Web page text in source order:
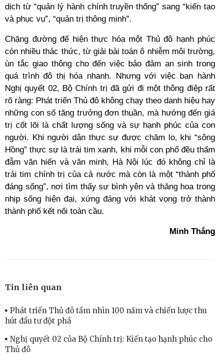
dịch từ “quản lý hành chính truyền thống” sang “kiến tạo
và phục vụ”, “quản trị thông minh”.
Chặng đường để hiện thực hóa một Thủ đô hạnh phúc
còn nhiều thác thức, từ giải bài toán ô nhiễm môi trường,
ùn tắc giao thông cho đến việc bảo đảm an sinh trong
quá trình đô thị hóa nhanh. Nhưng với việc ban hành
Nghị quyết 02, Bộ Chính trị đã gửi đi một thông điệp rất
rõ ràng: Phát triển Thủ đô không chạy theo danh hiệu hay
những con số tăng trưởng đơn thuần, mà hướng đến giá
trị cốt lõi là chất lượng sống và sự hạnh phúc của con
người. Khi người dân thực sự được chăm lo, khi “sông
Hồng” thực sự là trái tim xanh, khi mỗi con phố đều thấm
đẫm văn hiến và văn minh, Hà Nội lúc đó không chỉ là
trái tim chính trị của cả nước mà còn là một “thành phố
đáng sống”, nơi tìm thấy sự bình yên và thăng hoa trong
nhịp sống hiện đại, xứng đáng với khát vọng trở thành
thành phố kết nối toàn cầu.
Minh Thắng
Tin liên quan
Phát triển Thủ đô tầm nhìn 100 năm và chiến lược thu
hút đầu tư đột phá
Nghị quyết 02 của Bộ Chính trị: Kiến tạo hạnh phúc cho
Thủ đô